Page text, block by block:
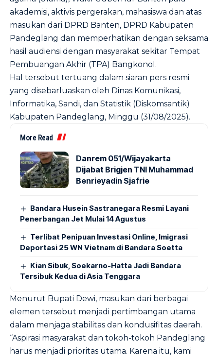
akademisi, aktivis pergerakan, mahasiswa dan atas
masukan dari DPRD Banten, DPRD Kabupaten
Pandeglang dan memperhatikan dengan seksama
hasil audiensi dengan masyarakat sekitar Tempat
Pembuangan Akhir (TPA) Bangkonol.
Hal tersebut tertuang dalam siaran pers resmi
yang disebarluaskan oleh Dinas Komunikasi,
Informatika, Sandi, dan Statistik (Diskomsantik)
Kabupaten Pandeglang, Minggu (31/08/2025).
More Read
Danrem 051/Wijayakarta
Dijabat Brigjen TNI Muhammad
Benrieyadin Sjafrie
Bandara Husein Sastranegara Resmi Layani
Penerbangan Jet Mulai 14 Agustus
Terlibat Penipuan Investasi Online, Imigrasi
Deportasi 25 WN Vietnam di Bandara Soetta
Kian Sibuk, Soekarno-Hatta Jadi Bandara
Tersibuk Kedua di Asia Tenggara
Menurut Bupati Dewi, masukan dari berbagai
elemen tersebut menjadi pertimbangan utama
dalam menjaga stabilitas dan kondusifitas daerah.
“Aspirasi masyarakat dan tokoh-tokoh Pandeglang
harus menjadi prioritas utama. Karena itu, kami